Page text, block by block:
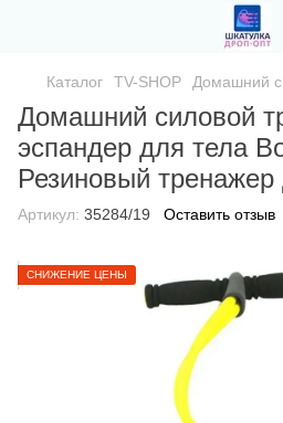
Каталог TV-SHOP Домашний
Домашний силовой
эспандер для тела
Резиновый
Артикул: 35284/19 Оставить отзыв
СНИЖЕНИЕ ЦЕНЫ